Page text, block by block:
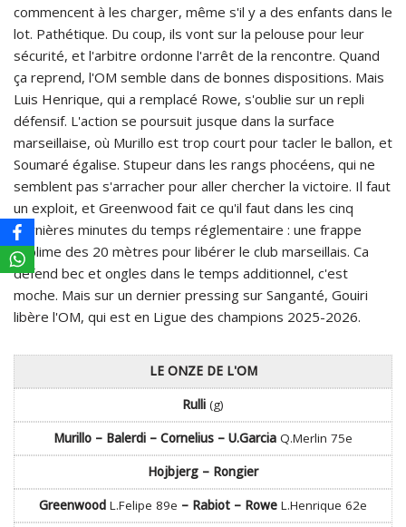
commencent à les charger, même s'il y a des enfants dans le
lot. Pathétique. Du coup, ils vont sur la pelouse pour leur
sécurité, et l'arbitre ordonne l'arrêt de la rencontre. Quand
ça reprend, l'OM semble dans de bonnes dispositions. Mais
Luis Henrique, qui a remplacé Rowe, s'oublie sur un repli
défensif. L'action se poursuit jusque dans la surface
marseillaise, où Murillo est trop court pour tacler le ballon, et
Soumaré égalise. Stupeur dans les rangs phocéens, qui ne
semblent pas s'arracher pour aller chercher la victoire. Il faut
un exploit, et Greenwood fait ce qu'il faut dans les cinq
dernières minutes du temps réglementaire : une frappe
sublime des 20 mètres pour libérer le club marseillais. Ca
défend bec et ongles dans le temps additionnel, c'est
moche. Mais sur un dernier pressing sur Sanganté, Gouiri
libère l'OM, qui est en Ligue des champions 2025-2026.
LE ONZE DE L'OM
Rulli (g)
Murillo – Balerdi – Cornelius – U.Garcia Q.Merlin 75e
Hojbjerg – Rongier
Greenwood L.Felipe 89e – Rabiot – Rowe L.Henrique 62e